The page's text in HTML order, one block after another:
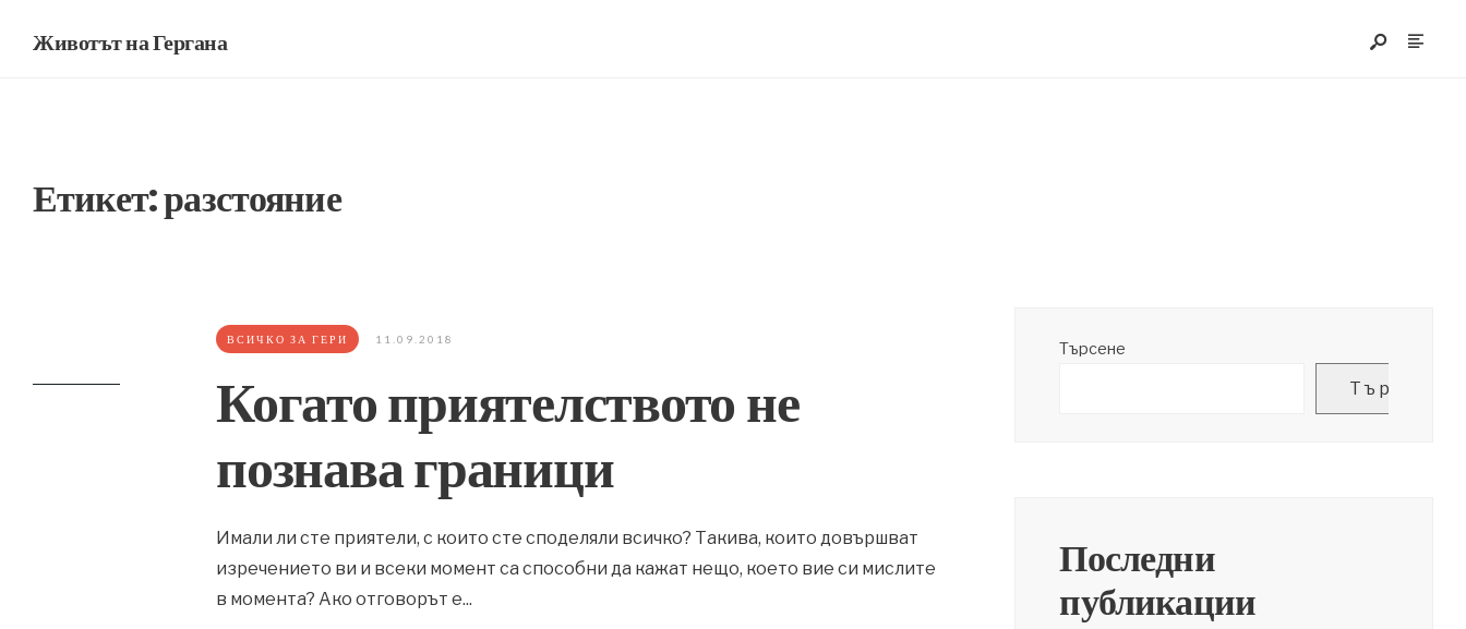
Животът на Гергана
Етикет:разстояние
ВСИЧКО ЗА ГЕРИ 11.09.2018
Когато приятелството не
познава граници
Имали ли сте приятели, с които сте споделяли всичко? Такива, които довършват
изречението ви и всеки момент са способни да кажат нещо, което вие си мислите
в момента? Ако отговорът е...
Търсене
Търсене
Последни
публикации